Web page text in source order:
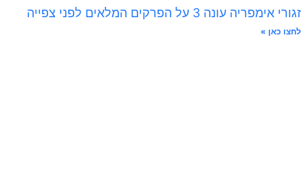
זגורי אימפריה עונה 3 על הפרקים המלאים לפני צפייה
לחצו כאן »